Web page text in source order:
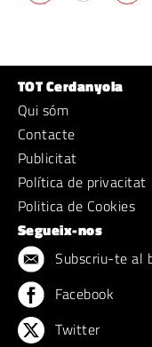
TOT Cerdanyola
Qui sóm
Contacte
Publicitat
Política de privacitat
Politica de Cookies
Segueix-nos
Subscriu-te al
Facebook
Twitter